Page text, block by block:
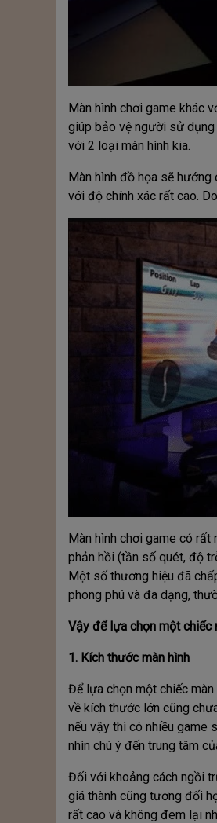
Màn hình chơi game khác
giúp bảo vệ người sử dụng
với 2 loại màn hình kia.
Màn hình đồ họa sẽ
với độ chính xác rất cao.
Màn hình chơi game có rất
phản hồi (tần số quét, độ
Một số thương hiệu đã
phong phú và đa dạng,
Vậy để lựa chọn một chiếc
1. Kích thước màn hình
Để lựa chọn một chiếc
về kích thước lớn cũng
nếu vậy thì có nhiều game
nhìn chú ý đến trung tâm
Đối với khoảng cách ngồi
giá thành cũng tương đối
rất cao và không đem lại